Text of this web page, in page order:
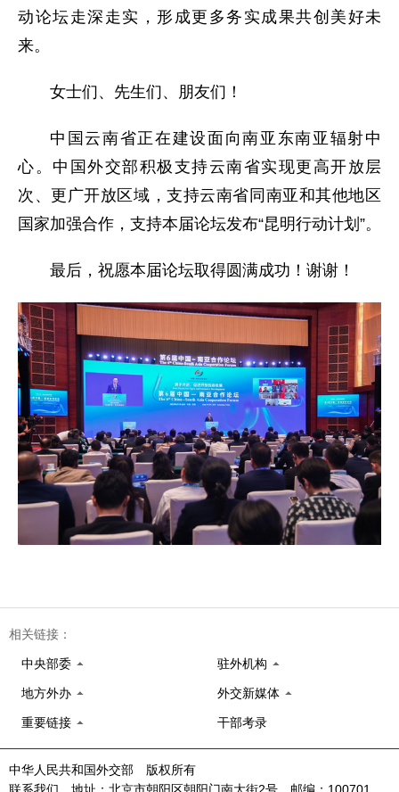
动论坛走深走实，形成更多务实成果共创美好未
来。
女士们、先生们、朋友们！
中国云南省正在建设面向南亚东南亚辐射中
心。中国外交部积极支持云南省实现更高开放层
次、更广开放区域，支持云南省同南亚和其他地区
国家加强合作，支持本届论坛发布“昆明行动计划”。
最后，祝愿本届论坛取得圆满成功！谢谢！
相关链接：
中央部委 驻外机构
地方外办 外交新媒体
重要链接 干部考录
中华人民共和国外交部 版权所有